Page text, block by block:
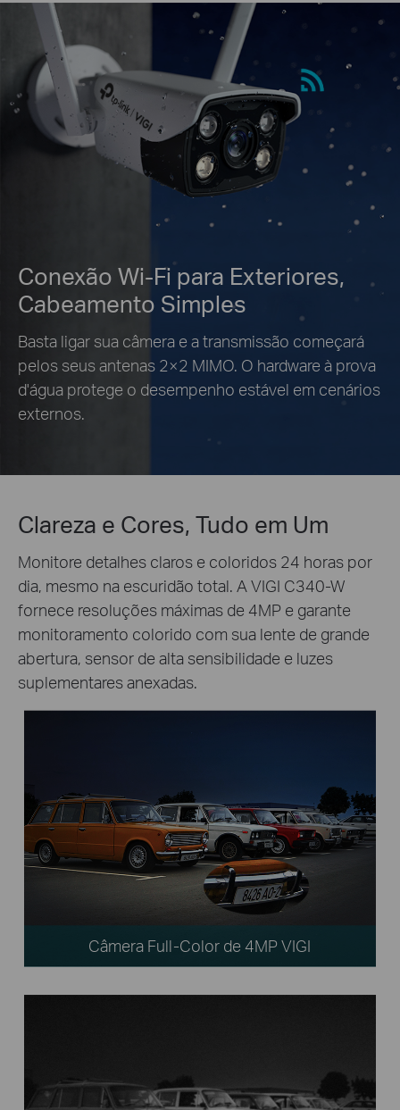
Conexão Wi-Fi para Exteriores,
Cabeamento Simples
Basta ligar sua câmera e a transmissão começará
pelos seus antenas 2×2 MIMO. O hardware à prova
d'água protege o desempenho estável em cenários
externos.
Clareza e Cores, Tudo em Um
Monitore detalhes claros e coloridos 24 horas por
dia, mesmo na escuridão total. A VIGI C340-W
fornece resoluções máximas de 4MP e garante
monitoramento colorido com sua lente de grande
abertura, sensor de alta sensibilidade e luzes
suplementares anexadas.
Câmera Full-Color de 4MP VIGI